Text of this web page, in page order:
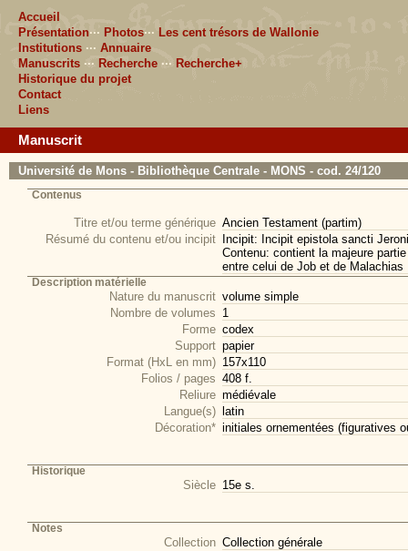
Accueil
Présentation··· Photos··· Les cent trésors de Wallonie
Institutions ··· Annuaire
Manuscrits ··· Recherche ··· Recherche+
Historique du projet
Contact
Liens
Manuscrit
Université de Mons - Bibliothèque Centrale - MONS - cod. 24/120
Contenus
Titre et/ou terme générique Ancien Testament (partim)
Résumé du contenu et/ou incipit
Incipit: Incipit epistola sancti
Contenu: contient la majeure
entre celui de Job et de Malachias
Description matérielle
Nature du manuscrit volume simple
Nombre de volumes 1
Forme codex
Support papier
Format (HxL en mm) 157x110
Folios / pages 408 f.
Reliure médiévale
Langue(s)
latin
Décoration* initiales ornementées (figuratives
Historique
Siècle 15e s.
Notes
Collection Collection générale